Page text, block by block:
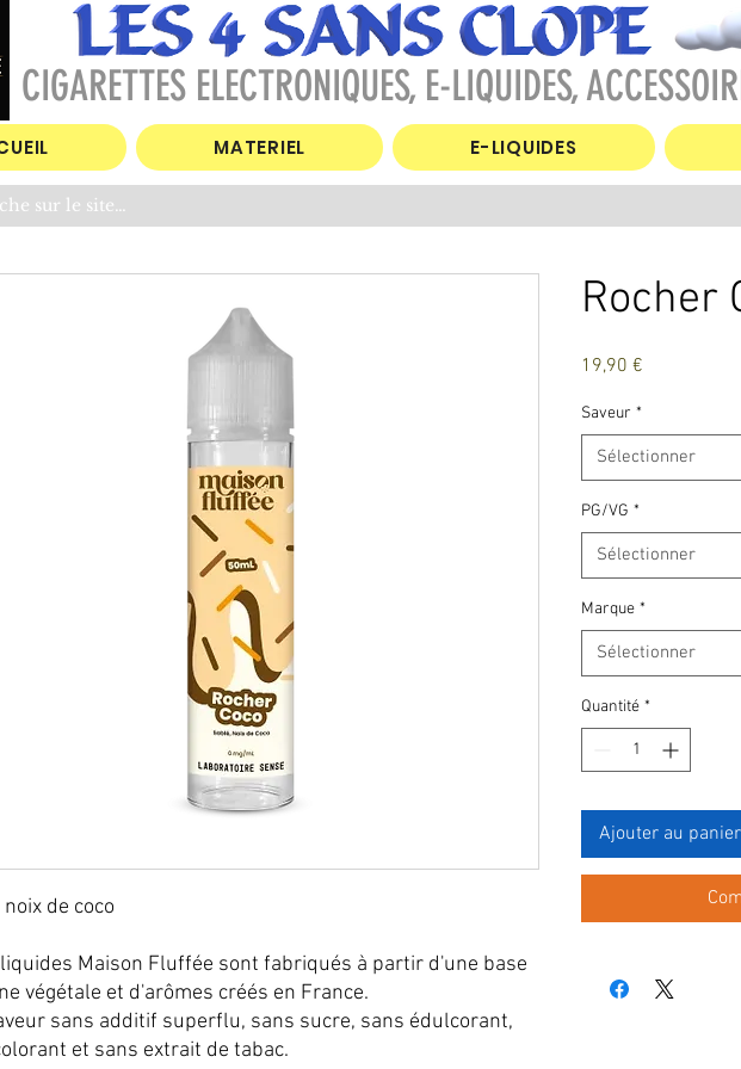
CIGARETTES ELECTRONIQUES, E-LIQUIDES,
MATERIEL E-LIQUIDES
de coco
Maison Fluffée sont fabriqués à partir d'une base
végétale et d'arômes créés en France.
sans additif superflu, sans sucre, sans édulcorant,
et sans extrait de tabac.
Rocher
19,90 €
Saveur *
Sélectionner
PG/VG *
Sélectionner
Marque *
Sélectionner
Quantité *
Ajouter au panier